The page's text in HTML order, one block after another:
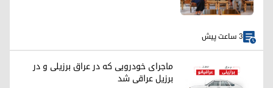
3 ساعت پیش
ماجرای خودرویی که در عراق برزیلی و در
برزیل عراقی شد